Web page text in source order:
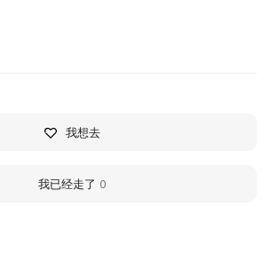
我想去
我已经走了 0